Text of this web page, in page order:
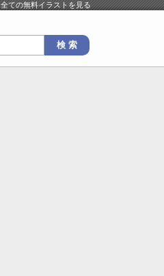
全ての無料イラストを見る